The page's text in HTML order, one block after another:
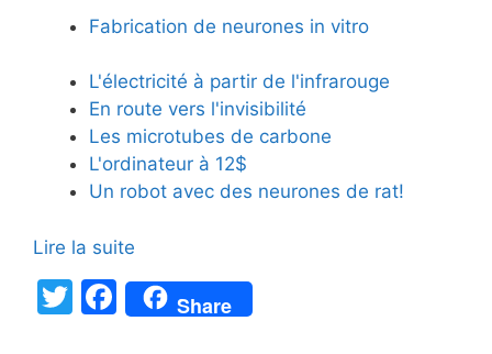
Fabrication de neurones in vitro
L'électricité à partir de l'infrarouge
En route vers l'invisibilité
Les microtubes de carbone
L'ordinateur à 12$
Un robot avec des neurones de rat!
Lire la suite
T
F
a
Share